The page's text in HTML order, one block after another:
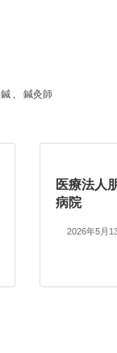
、 鍼灸師
医療法人
病院
2026年5月